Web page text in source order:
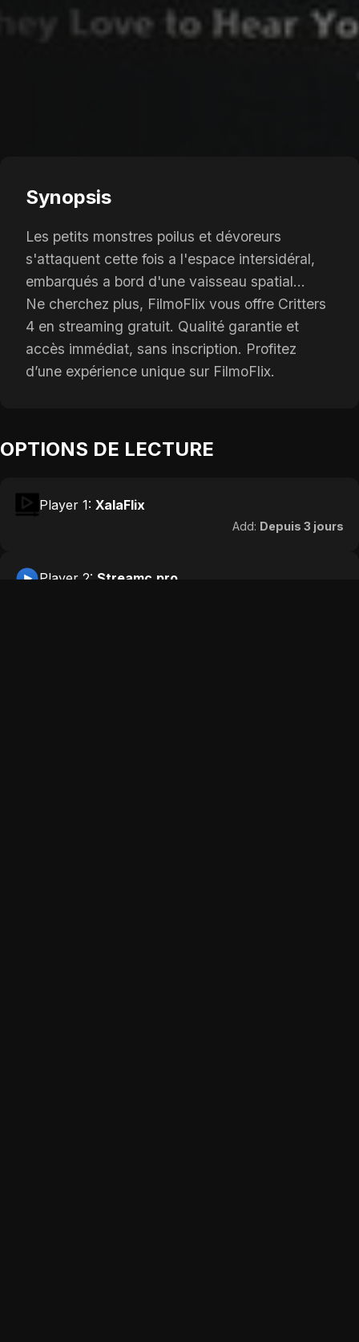
Synopsis
Les petits monstres poilus et dévoreurs
s'attaquent cette fois a l'espace intersidéral,
embarqués a bord d'une vaisseau spatial...
Ne cherchez plus, FilmoFlix vous offre Critters
4 en streaming gratuit. Qualité garantie et
accès immédiat, sans inscription. Profitez
d’une expérience unique sur FilmoFlix.
OPTIONS DE LECTURE
Player 1:XalaFlix
Add: Depuis 3 jours
Player 2: Streamc.pro